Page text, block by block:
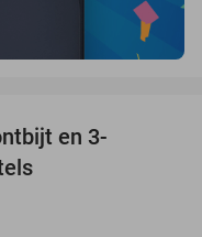
en 3-